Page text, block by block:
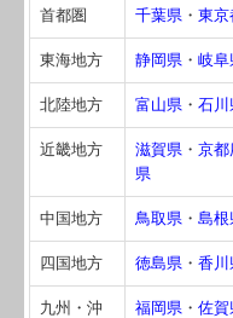
Q&A経営相談
税務カレンダー
税務Q&A
TKCシステムQ&A
経営革新等支援機関
首都圏 千葉県 ・東京
東海地方 静岡県 ・岐阜
北陸地方 富山県 ・石川
近畿地方 滋賀県 ・京都
県
中国地方 鳥取県 ・島根
四国地方 徳島県 ・香川
九州・沖
福岡県 ・佐賀